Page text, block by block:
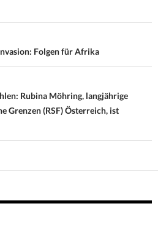
Folgen für Afrika
Rubina Möhring, langjährige
Grenzen (RSF) Österreich, ist